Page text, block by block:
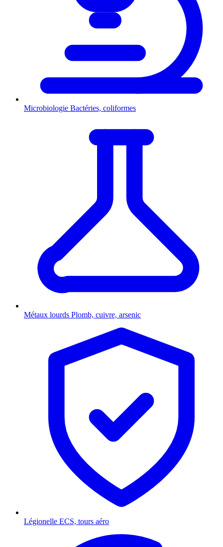
Microbiologie Bactéries, coliformes
Métaux lourds Plomb, cuivre, arsenic
Légionelle ECS, tours aéro